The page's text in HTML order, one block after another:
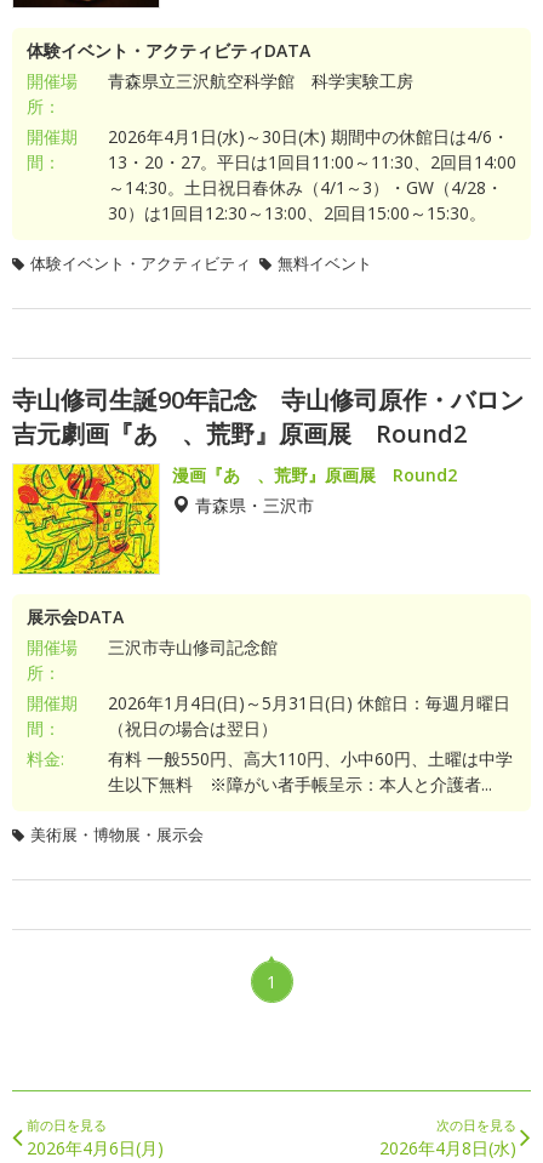
体験イベント・アクティビティDATA
開催場
所：
青森県立三沢航空科学館 科学実験工房
開催期
間：
2026年4月1日(水)～30日(木) 期間中の休館日は4/6・
13・20・27。平日は1回目11:00～11:30、2回目14:00
～14:30。土日祝日春休み（4/1～3）・GW（4/28・
30）は1回目12:30～13:00、2回目15:00～15:30。
体験イベント・アクティビティ 無料イベント
寺山修司生誕90年記念 寺山修司原作・バロン
吉元劇画『あゝ、荒野』原画展 Round2
漫画『あゝ、荒野』原画展 Round2
青森県・三沢市
展示会DATA
開催場
所：
三沢市寺山修司記念館
開催期
間：
2026年1月4日(日)～5月31日(日) 休館日：毎週月曜日
（祝日の場合は翌日）
料金:
有料 一般550円、高大110円、小中60円、土曜は中学
生以下無料 ※障がい者手帳呈示：本人と介護者...
美術展・博物展・展示会
1
前の日を見る
2026年4月6日(月)
次の日を見る
2026年4月8日(水)